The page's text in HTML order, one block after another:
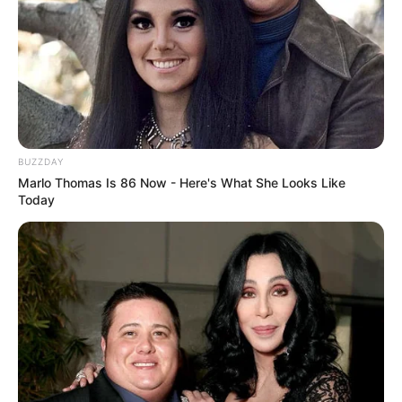
Kindergeburtstag , Ausflugszielen für Behinderte,
Aussichtstürmen ,Zooparks und Tierparkssowie
Bademöglichkeiten. Außerdem gibt es
Veranstaltungstipps für Nassau
Ferienwohnungen, Ferienhäuser und Unterkünfte gibt
es unterwww.tourist-online.de
BUZZDAY
Marlo Thomas Is 86 Now - Here's What She Looks Like
Today